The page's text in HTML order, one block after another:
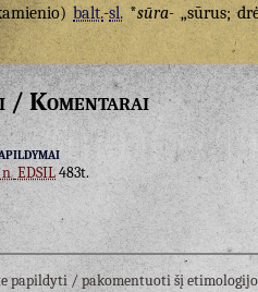
balt.-sl.*sūra-„sūrus;
/ Komentarai
EDSIL483t.
papildyti / pakomentuoti šį